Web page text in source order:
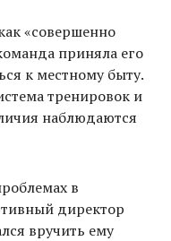
«совершенно
приняла его
к местному быту.
тренировок и
наблюдаются
в
директор
вручить ему